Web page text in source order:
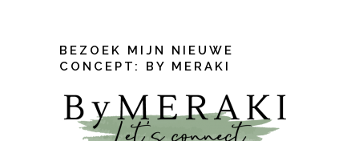
BEZOEK MIJN NIEUWE
CONCEPT: BY MERAKI